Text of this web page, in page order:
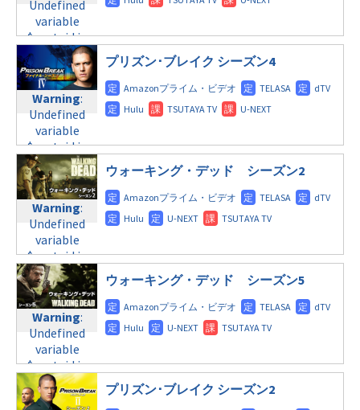
$post_id in
/home/c4607168/public_html/osusume-
doga.com/wp-
content/themes/soledad-
child/post-
formats/format-
tax.phpon
line115
formats/format-
tax.phpon
line112
Warning:
Undefined
variable
$post_id in
/home/c4607168/public_html/osusume-
doga.com/wp-
content/themes/soledad-
child/post-
formats/format-
tax.phpon
line115
Undefined
variable
$post_id in
/home/c4607168/public_html/osusume-
doga.com/wp-
content/themes/soledad-
child/post-
formats/format-
tax.phpon
line112
Warning:
Undefined
variable
$post_id in
/home/c4607168/public_html/osusume-
doga.com/wp-
content/themes/soledad-
child/post-
formats/format-
tax.phpon
line115
Warning:
Undefined
variable
$post_id in
/home/c4607168/public_html/osusume-
doga.com/wp-
content/themes/soledad-
child/post-
formats/format-
tax.phpon
line112
Warning:
Undefined
variable
$post_id in
/home/c4607168/public_html/osusume-
doga.com/wp-
content/themes/soledad-
child/post-
プリズン･ブレイク シーズン4
Warning:
Undefined
variable
$post_id in
/home/c4607168/public_html/osusume-
doga.com/wp-
content/themes/soledad-
child/post-
formats/format-
tax.phpon
line112
Warning:
ウォーキング・デッド シーズン2
Warning:
Undefined
variable
$post_id in
/home/c4607168/public_html/osusume-
doga.com/wp-
ウォーキング・デッド シーズン5
プリズン･ブレイク シーズン2